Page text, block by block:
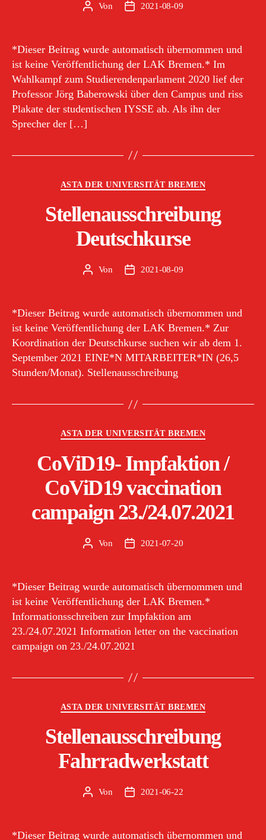
Beitragsautor
Von Veröffentlichungsdatum
2021-08-09
*Dieser Beitrag wurde automatisch übernommen und
ist keine Veröffentlichung der LAK Bremen.* Im
Wahlkampf zum Studierendenparlament 2020 lief der
Professor Jörg Baberowski über den Campus und riss
Plakate der studentischen IYSSE ab. Als ihn der
Sprecher der […]
Kategorien
ASTA DER UNIVERSITÄT BREMEN
Stellenausschreibung
Deutschkurse
Beitragsautor
Von Veröffentlichungsdatum
2021-08-09
*Dieser Beitrag wurde automatisch übernommen und
ist keine Veröffentlichung der LAK Bremen.* Zur
Koordination der Deutschkurse suchen wir ab dem 1.
September 2021 EINE*N MITARBEITER*IN (26,5
Stunden/Monat). Stellenausschreibung
Kategorien
ASTA DER UNIVERSITÄT BREMEN
CoViD19- Impfaktion /
CoViD19 vaccination
campaign 23./24.07.2021
Beitragsautor
Von Veröffentlichungsdatum
2021-07-20
*Dieser Beitrag wurde automatisch übernommen und
ist keine Veröffentlichung der LAK Bremen.*
Informationsschreiben zur Impfaktion am
23./24.07.2021 Information letter on the vaccination
campaign on 23./24.07.2021
Kategorien
ASTA DER UNIVERSITÄT BREMEN
Stellenausschreibung
Fahrradwerkstatt
Beitragsautor
Von Veröffentlichungsdatum
2021-06-22
*Dieser Beitrag wurde automatisch übernommen und